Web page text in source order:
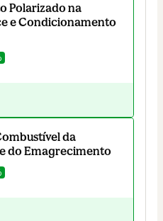
Polarizado na
e Condicionamento
da
do Emagrecimento